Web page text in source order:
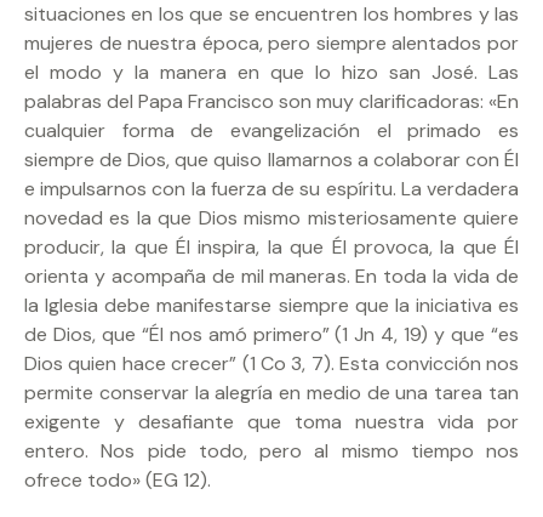
situaciones en los que se encuentren los hombres y las
mujeres de nuestra época, pero siempre alentados por
el modo y la manera en que lo hizo san José. Las
palabras del Papa Francisco son muy clarificadoras: «En
cualquier forma de evangelización el primado es
siempre de Dios, que quiso llamarnos a colaborar con Él
e impulsarnos con la fuerza de su espíritu. La verdadera
novedad es la que Dios mismo misteriosamente quiere
producir, la que Él inspira, la que Él provoca, la que Él
orienta y acompaña de mil maneras. En toda la vida de
la Iglesia debe manifestarse siempre que la iniciativa es
de Dios, que “Él nos amó primero” (1 Jn 4, 19) y que “es
Dios quien hace crecer” (1 Co 3, 7). Esta convicción nos
permite conservar la alegría en medio de una tarea tan
exigente y desafiante que toma nuestra vida por
entero. Nos pide todo, pero al mismo tiempo nos
ofrece todo» (EG 12).